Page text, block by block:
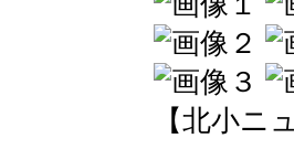
【北小ニ